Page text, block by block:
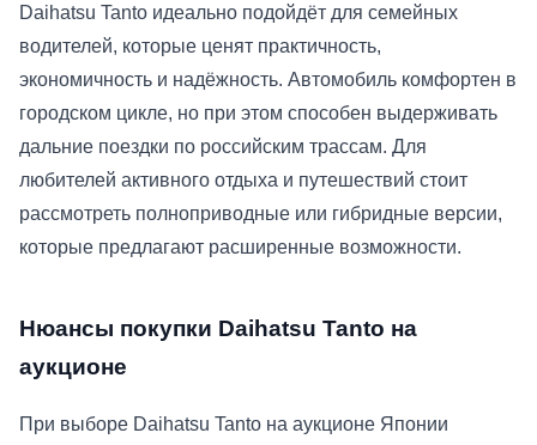
Daihatsu Tanto идеально подойдёт для семейных
водителей, которые ценят практичность,
экономичность и надёжность. Автомобиль комфортен в
городском цикле, но при этом способен выдерживать
дальние поездки по российским трассам. Для
любителей активного отдыха и путешествий стоит
рассмотреть полноприводные или гибридные версии,
которые предлагают расширенные возможности.
Нюансы покупки Daihatsu Tanto на
аукционе
При выборе Daihatsu Tanto на аукционе Японии